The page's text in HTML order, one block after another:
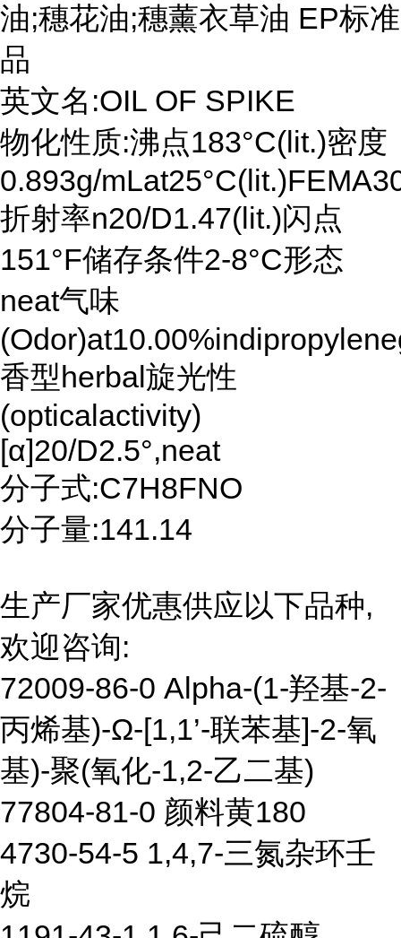
油;穗花油;穗薰衣草油 EP标准
品
英文名:OIL OF SPIKE
物化性质:沸点183°C(lit.)密度
0.893g/
折射率n20/D1.47(lit.)闪点
151°F储存条件2-8°C形态
neat气味
香型herbal旋光性
(opticalactivity)
[α]20/D2.5°,neat
分子式:C7H8FNO
分子量:141.14
生产厂家优惠供应以下品种,
欢迎咨询:
72009-86-0 Alpha-(1-羟基-2-
丙烯基)-Ω-[1,1’-联苯基]-2-氧
基)-聚(氧化-1,2-乙二基)
77804-81-0 颜料黄180
4730-54-5 1,4,7-三氮杂环壬
烷